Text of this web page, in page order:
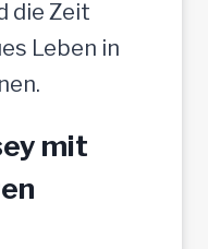
die Zeit
Leben in
mit